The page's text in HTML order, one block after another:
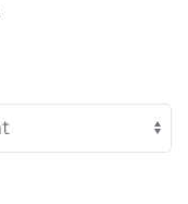
130,24
à